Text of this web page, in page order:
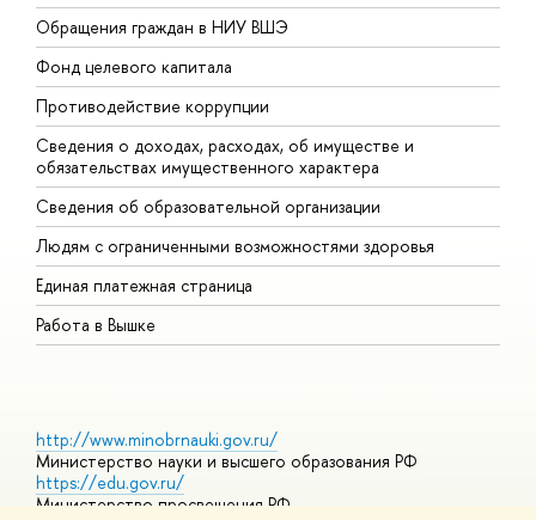
Обращения граждан в НИУ ВШЭ
Фонд целевого капитала
Противодействие коррупции
Сведения о доходах, расходах, об имуществе и
обязательствах имущественного характера
Сведения об образовательной организации
Людям с ограниченными возможностями здоровья
Единая платежная страница
Работа в Вышке
http://www.minobrnauki.gov.ru/
Министерство науки и высшего образования РФ
https://edu.gov.ru/
Министерство просвещения РФ